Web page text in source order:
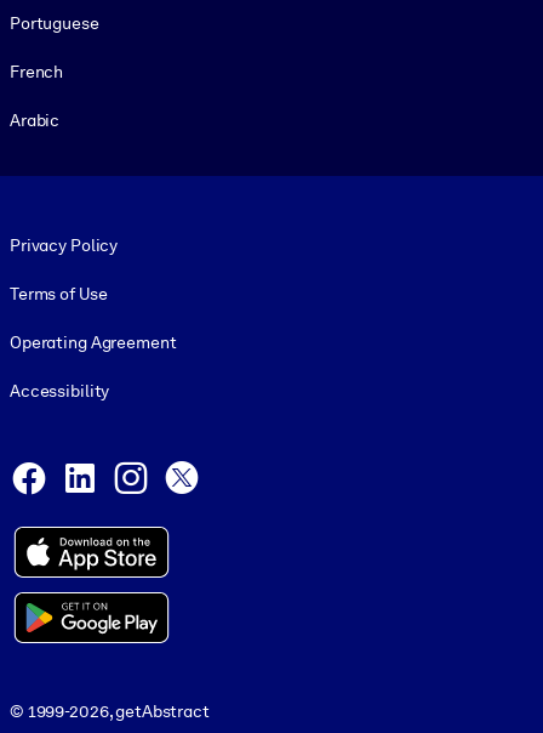
Portuguese
French
Arabic
Privacy Policy
Terms of Use
Operating Agreement
Accessibility
Facebook
LinkedInInstagram
© 1999-2026, getAbstract